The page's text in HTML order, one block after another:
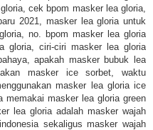
cek bpom masker lea gloria,
2021, masker lea gloria untuk
no. bpom masker lea gloria
gloria, ciri-ciri masker lea gloria
apakah masker bubuk lea
masker ice sorbet, waktu
masker lea gloria ice
memakai masker lea gloria green
lea gloria adalah masker wajah
sekaligus masker wajah